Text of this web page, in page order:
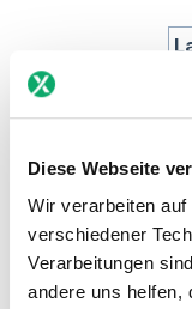
Diese Webseite
Wir verarbeiten
verschiedener
Verarbeitungen
andere uns helfen,